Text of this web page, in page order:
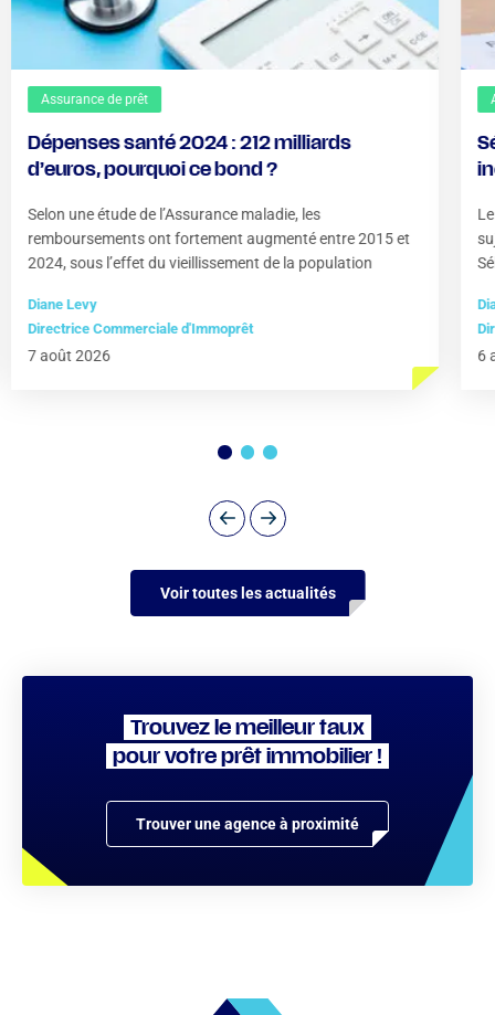
Assurance de prêt
Dépenses santé 2024 : 212 milliards
d’euros, pourquoi ce bond ?
Selon une étude de l’Assurance maladie, les
remboursements ont fortement augmenté entre 2015 et
2024, sous l’effet du vieillissement de la population
Diane Levy
Directrice Commerciale d'Immoprêt
7 août 2026 6
Voir toutes les actualités
Trouvez le meilleur taux
pour votre prêt immobilier !
Trouver une agence à proximité